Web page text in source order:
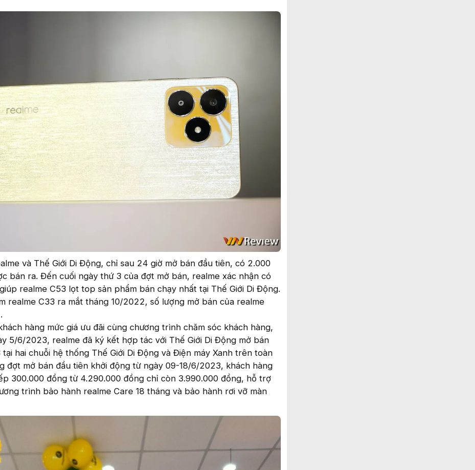
và Thế Giới Di Động, chỉ sau 24 giờ mở bán đầu tiên, có 2.000
bán ra. Đến cuối ngày thứ 3 của đợt mở bán, realme xác nhận có
realme C53 lọt top sản phẩm bán chạy nhất tại Thế Giới Di Động.
realme C33 ra mắt tháng 10/2022, số lượng mở bán của realme
hàng mức giá ưu đãi cùng chương trình chăm sóc khách hàng,
5/6/2023, realme đã ký kết hợp tác với Thế Giới Di Động mở bán
hai chuỗi hệ thống Thế Giới Di Động và Điện máy Xanh trên toàn
đợt mở bán đầu tiên khởi động từ ngày 09-18/6/2023, khách hàng
300.000 đồng từ 4.290.000 đồng chỉ còn 3.990.000 đồng, hỗ trợ
trình bảo hành realme Care 18 tháng và bảo hành rơi vỡ màn